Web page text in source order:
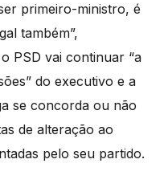
primeiro-ministro, é
também”,
PSD vai continuar “a
do executivo e a
se concorda ou não
de alteração ao
pelo seu partido.